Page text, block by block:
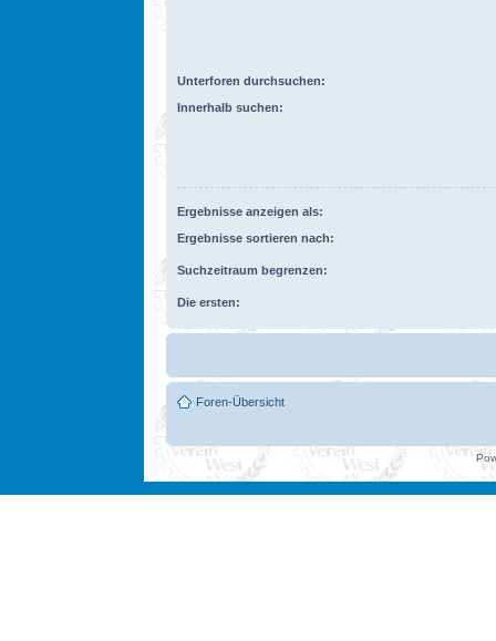
Unterforen durchsuchen:
Innerhalb suchen:
Ergebnisse anzeigen als:
Ergebnisse sortieren nach:
Suchzeitraum begrenzen:
Die ersten:
Foren-Übersicht